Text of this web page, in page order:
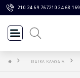
210 24 69 767210 24 68 169
ΕΙΔΙΚΑ ΚΑΛΩΔΙΑ